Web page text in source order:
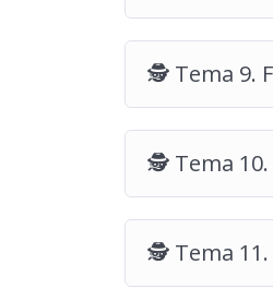
🕵️ Tema 9.
🕵️ Tema 10.
🕵️ Tema 11.